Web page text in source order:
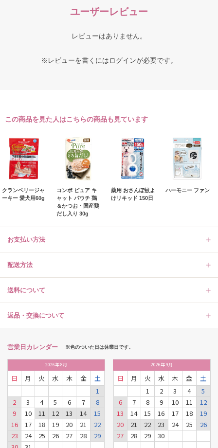
ユーザーレビュー
レビューはありません。
※レビューを書くにはログインが必要です。
この商品を見た人はこちらの商品も見ています
クランベリージャ
ーキー 愛犬用60g
コンボ ピュア キ
ャット パウチ 鶏
＆かつお・国産鶏
だし入り 30g
薬用 おさんぽ蚊よ
けリキッド 150日
ハーモニー ファン
お支払い方法
配送方法
送料について
返品・交換について
営業日カレンダー ※色のついた日は休業日です。
2026年8月
日 月 火 水 木 金
土
1
2
3 4 5 6 7
8
9
10 11 12 13 14
15
16
17 18 19 20 21
22
23
24 25 26 27 28
29
2026年9月
日 月 火 水 木 金
土
1
2 3 4
5
6
7 8 9 10 11
12
13
14 15 16 17 18
19
20
21 22 23 24 25
26
27
28 29 30